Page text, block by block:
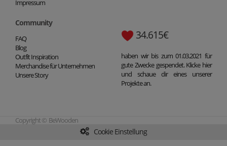
Impressum
Community
FAQ
Blog
Outfit Inspiration
Merchandise für Unternehmen
Unsere Story
34.615€
haben wir bis zum 01.03.2021 für
gute Zwecke gespendet. Klicke hier
und schaue dir eines unserer
Projekte an.
Copyright © BeWooden
Cookie Einstellung